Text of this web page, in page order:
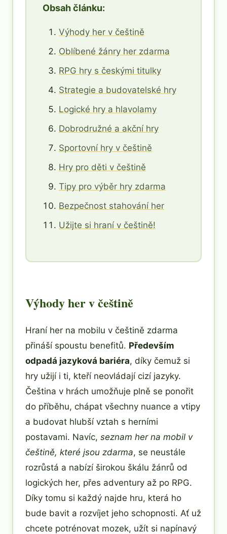
Obsah článku:
Výhody her v češtině
Oblíbené žánry her zdarma
RPG hry s českými titulky
Strategie a budovatelské hry
Logické hry a hlavolamy
Dobrodružné a akční hry
Sportovní hry v češtině
Hry pro děti v češtině
Tipy pro výběr hry zdarma
Bezpečnost stahování her
Užijte si hraní v češtině!
Výhody her v češtině
Hraní her na mobilu v češtině zdarma
přináší spoustu benefitů. Především
odpadá jazyková bariéra, díky čemuž si
hry užijí i ti, kteří neovládají cizí jazyky.
Čeština v hrách umožňuje plně se ponořit
do příběhu, chápat všechny nuance a vtipy
a budovat hlubší vztah s herními
postavami. Navíc, seznam her na mobil v
češtině, které jsou zdarma, se neustále
rozrůstá a nabízí širokou škálu žánrů od
logických her, přes adventury až po RPG.
Díky tomu si každý najde hru, která ho
bude bavit a rozvíjet jeho schopnosti. Ať už
chcete potrénovat mozek, užít si napínavý